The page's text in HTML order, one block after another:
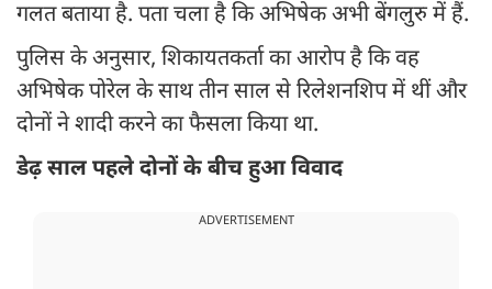
गलत बताया है. पता चला है कि अभिषेक अभी बेंगलुरु में हैं.
पुलिस के अनुसार, शिकायतकर्ता का आरोप है कि वह
अभिषेक पोरेल के साथ तीन साल से रिलेशनशिप में थीं और
दोनों ने शादी करने का फैसला किया था.
डेढ़ साल पहले दोनों के बीच हुआ विवाद
ADVERTISEMENT